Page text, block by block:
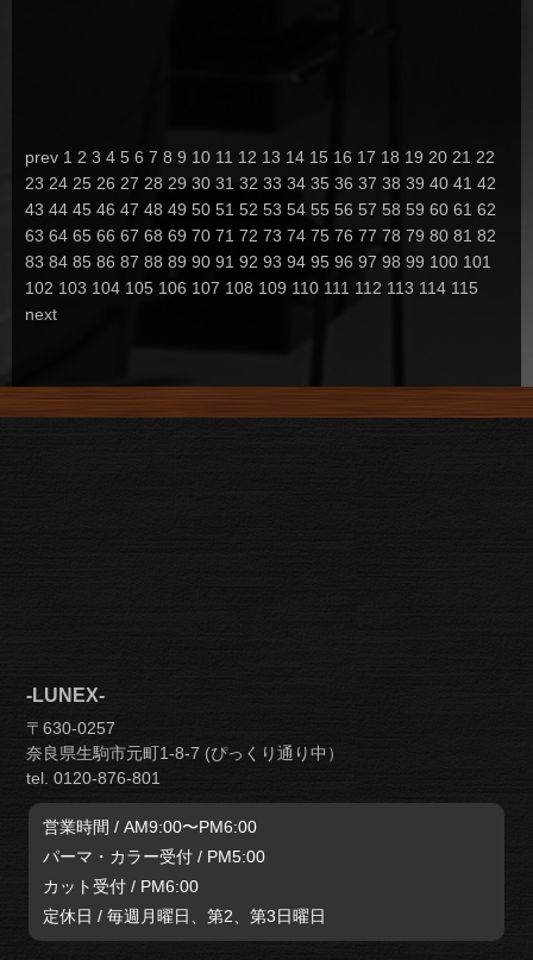
prev 1 2 3 4 5 6 7 8 9 10 11 12 13 14 15 16 17 18 19 20 21 22
23 24 25 26 27 28 29 30 31 32 33 34 35 36 37 38 39 40 41 42
43 44 45 46 47 48 49 50 51 52 53 54 55 56 57 58 59 60 61 62
63 64 65 66 67 68 69 70 71 72 73 74 75 76 77 78 79 80 81 82
83 84 85 86 87 88 89 90 91 92 93 94 95 96 97 98 99 100 101
102 103 104 105 106 107 108 109 110 111 112 113 114 115
next
-LUNEX-
〒630-0257
奈良県生駒市元町1-8-7 (ぴっくり通り中）
tel. 0120-876-801
営業時間 / AM9:00〜PM6:00
パーマ・カラー受付 / PM5:00
カット受付 / PM6:00
定休日 / 毎週月曜日、第2、第3日曜日